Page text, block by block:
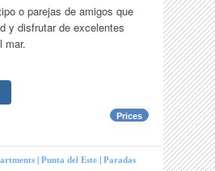
o parejas de amigos que
y disfrutar de excelentes
mar.
Prices
|Punta del Este |Paradas